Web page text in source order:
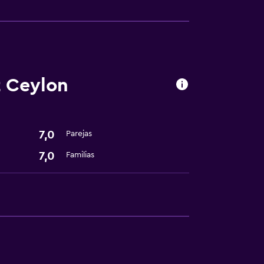
disponibles
Ceylon
7,0 Parejas
7,0 Familias